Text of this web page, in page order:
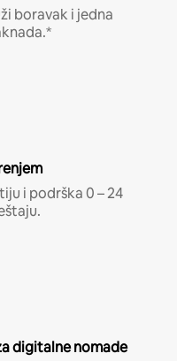
boravak i jedna
i podrška 0 – 24
digitalne nomade